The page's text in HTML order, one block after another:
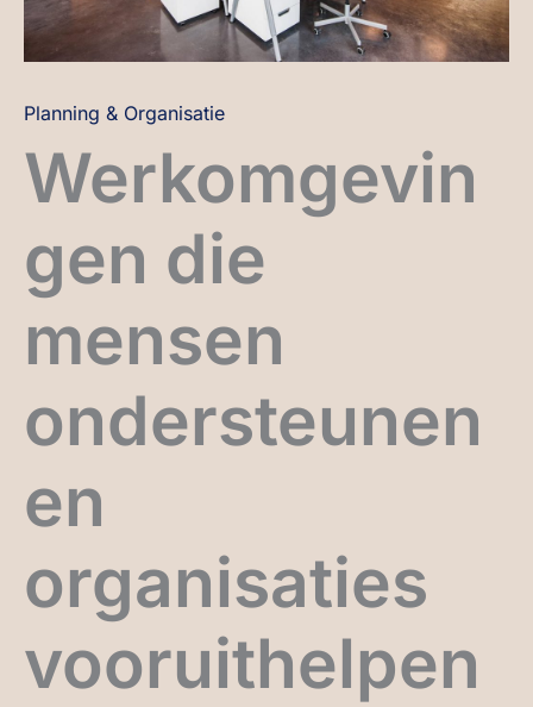
Planning & Organisatie
Werkomgevin
gen die
mensen
ondersteunen
en
organisaties
vooruithelpen